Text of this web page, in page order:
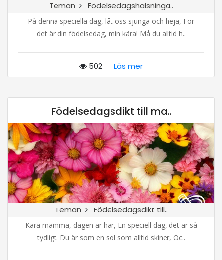
Teman Födelsedagshälsninga..
På denna speciella dag, låt oss sjunga och heja, För
det är din födelsedag, min kära! Må du alltid h..
502 Läs mer
Födelsedagsdikt till ma..
Teman Födelsedagsdikt till..
Kära mamma, dagen är här, En speciell dag, det är så
tydligt. Du är som en sol som alltid skiner, Oc..